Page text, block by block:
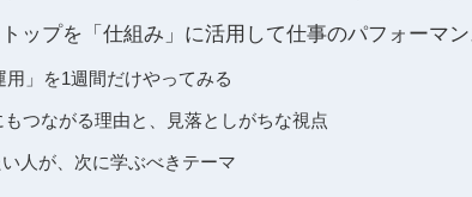
ップを「仕組み」に活用して仕事のパフォーマン
」を1週間だけやってみる
つながる理由と、見落としがちな視点
人が、次に学ぶべきテーマ